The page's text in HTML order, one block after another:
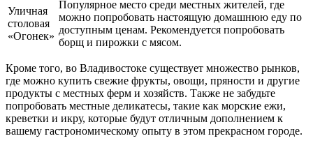
Уличная
столовая
«Огонек»
Популярное место среди местных жителей, где
можно попробовать настоящую домашнюю еду по
доступным ценам. Рекомендуется попробовать
борщ и пирожки с мясом.
Кроме того, во Владивостоке существует множество рынков,
где можно купить свежие фрукты, овощи, пряности и другие
продукты с местных ферм и хозяйств. Также не забудьте
попробовать местные деликатесы, такие как морские ежи,
креветки и икру, которые будут отличным дополнением к
вашему гастрономическому опыту в этом прекрасном городе.